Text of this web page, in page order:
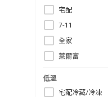
宅配
7-11
全家
萊爾富
低溫
宅配冷藏/冷凍